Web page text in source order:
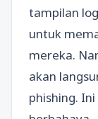
tampilan
untuk
mereka.
akan
phishing.